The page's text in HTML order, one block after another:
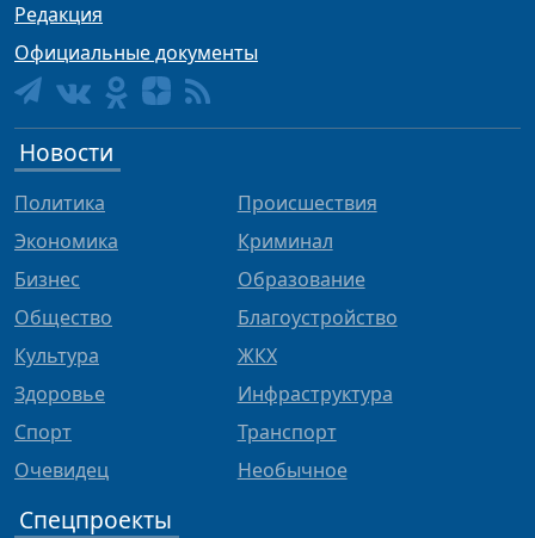
Редакция
Официальные документы
Новости
Политика
Экономика
Бизнес
Общество
Культура
Здоровье
Спорт
Очевидец
Происшествия
Криминал
Образование
Благоустройство
ЖКХ
Инфраструктура
Транспорт
Необычное
Спецпроекты